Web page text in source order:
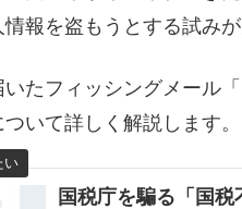
報を盗もうとする試みが
たフィッシングメール
いて詳しく解説します。
国税庁を騙る「国